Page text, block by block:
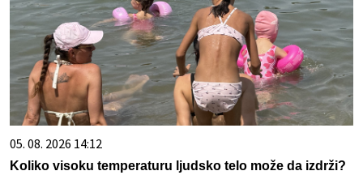
05. 08. 2026 14:12
Koliko visoku temperaturu ljudsko telo može da izdrži?